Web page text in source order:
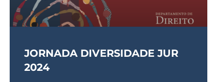
JORNADA DIVERSIDADE JUR
2024